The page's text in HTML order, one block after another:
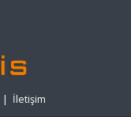
| İletişim